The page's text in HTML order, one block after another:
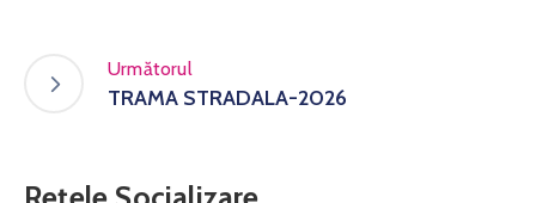
Următorul
TRAMA STRADALA-2026